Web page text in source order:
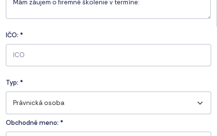
IČO: *
Typ: *
Právnická osoba
Obchodné meno: *